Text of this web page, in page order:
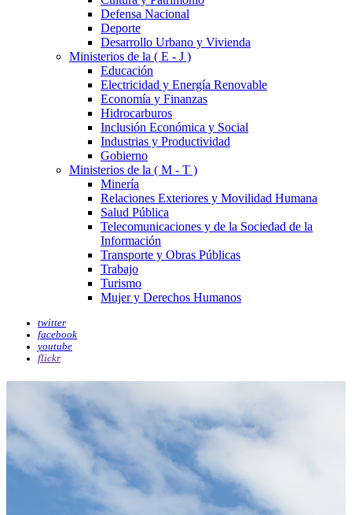
Defensa Nacional
Deporte
Desarrollo Urbano y Vivienda
Ministerios de la ( E - J )
Educación
Electricidad y Energía Renovable
Economía y Finanzas
Hidrocarburos
Inclusión Económica y Social
Industrias y Productividad
Gobierno
Ministerios de la ( M - T )
Minería
Relaciones Exteriores y Movilidad Humana
Salud Pública
Telecomunicaciones y de la Sociedad de la
Información
Transporte y Obras Públicas
Trabajo
Turismo
Mujer y Derechos Humanos
twitter
facebook
youtube
flickr